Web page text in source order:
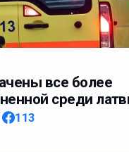
все более
среди
113